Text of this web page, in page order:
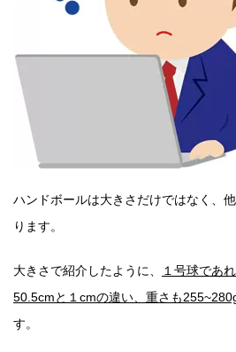
ハンドボールは大きさだけではなく、
ります。
大きさで紹介したように、
１号球であ
50.5cmと１cmの違い、 重さも
す。